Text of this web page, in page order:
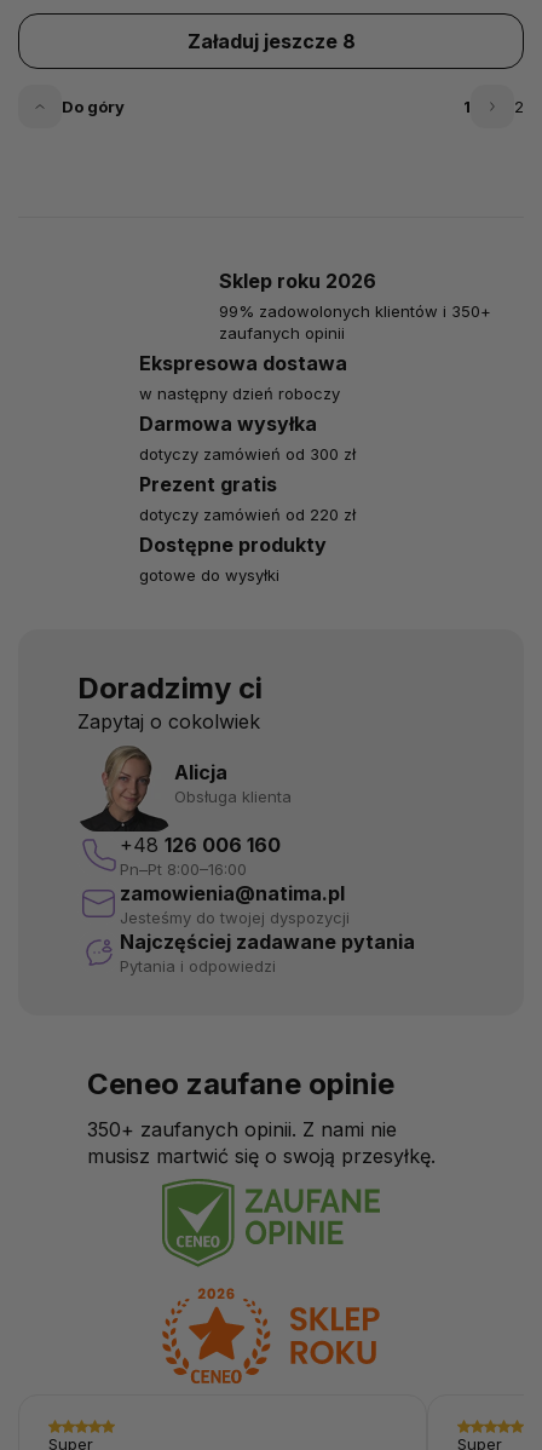
Załaduj jeszcze 8
1 2
Do góry
Ekspresowa dostawa
w następny dzień roboczy
Darmowa wysyłka
dotyczy zamówień od 300 zł
Prezent gratis
dotyczy zamówień od 220 zł
Dostępne produkty
gotowe do wysyłki
Sklep roku 2026
99% zadowolonych klientów i 350+
zaufanych opinii
Doradzimy ci
Zapytaj o cokolwiek
Alicja
Obsługa klienta
+48 126 006 160
Pn–Pt 8:00–16:00
zamowienia@natima.pl
Jesteśmy do twojej dyspozycji
Najczęściej zadawane pytania
Pytania i odpowiedzi
Ceneo zaufane opinie
350+ zaufanych opinii. Z nami nie
musisz martwić się o swoją przesyłkę.
Super Super